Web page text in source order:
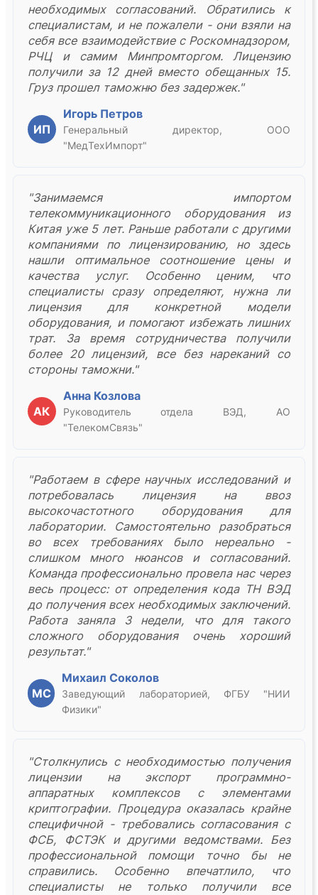
необходимых согласований. Обратились к
специалистам, и не пожалели - они взяли на
себя все взаимодействие с Роскомнадзором,
РЧЦ и самим Минпромторгом. Лицензию
получили за 12 дней вместо обещанных 15.
Груз прошел таможню без задержек."
ИП
Игорь Петров
Генеральный директор, ООО
"МедТехИмпорт"
"Занимаемся импортом
телекоммуникационного оборудования из
Китая уже 5 лет. Раньше работали с другими
компаниями по лицензированию, но здесь
нашли оптимальное соотношение цены и
качества услуг. Особенно ценим, что
специалисты сразу определяют, нужна ли
лицензия для конкретной модели
оборудования, и помогают избежать лишних
трат. За время сотрудничества получили
более 20 лицензий, все без нареканий со
стороны таможни."
АК
Анна Козлова
Руководитель отдела ВЭД, АО
"ТелекомСвязь"
"Работаем в сфере научных исследований и
потребовалась лицензия на ввоз
высокочастотного оборудования для
лаборатории. Самостоятельно разобраться
во всех требованиях было нереально -
слишком много нюансов и согласований.
Команда профессионально провела нас через
весь процесс: от определения кода ТН ВЭД
до получения всех необходимых заключений.
Работа заняла 3 недели, что для такого
сложного оборудования очень хороший
результат."
МС
Михаил Соколов
Заведующий лабораторией, ФГБУ "НИИ
Физики"
"Столкнулись с необходимостью получения
лицензии на экспорт программно-
аппаратных комплексов с элементами
криптографии. Процедура оказалась крайне
специфичной - требовались согласования с
ФСБ, ФСТЭК и другими ведомствами. Без
профессиональной помощи точно бы не
справились. Особенно впечатлило, что
специалисты не только получили все